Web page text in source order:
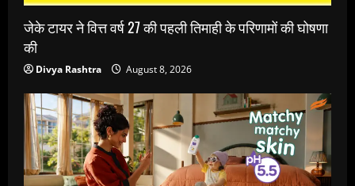
जेके टायर ने वित्त वर्ष 27 की पहली तिमाही के परिणामों की घोषणा
की
Divya Rashtra August 8, 2026